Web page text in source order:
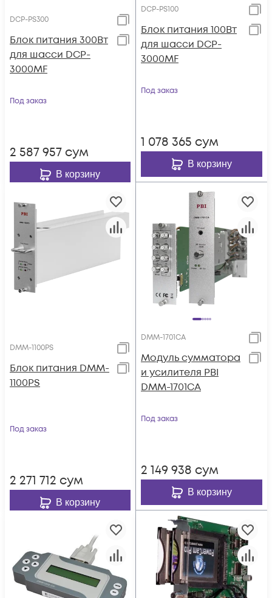
DCP-PS300
Блок питания 300Вт
для шасси DCP-
3000MF
Под заказ
2 587 957 сум
В корзину
DCP-PS100
Блок питания 100Вт
для шасси DCP-
3000MF
Под заказ
1 078 365 сум
В корзину
DMM-1100PS
Блок питания DMM-
1100PS
Под заказ
2 271 712 сум
В корзину
DMM-1701CA
Модуль сумматора
и усилителя PBI
DMM-1701CA
Под заказ
2 149 938 сум
В корзину